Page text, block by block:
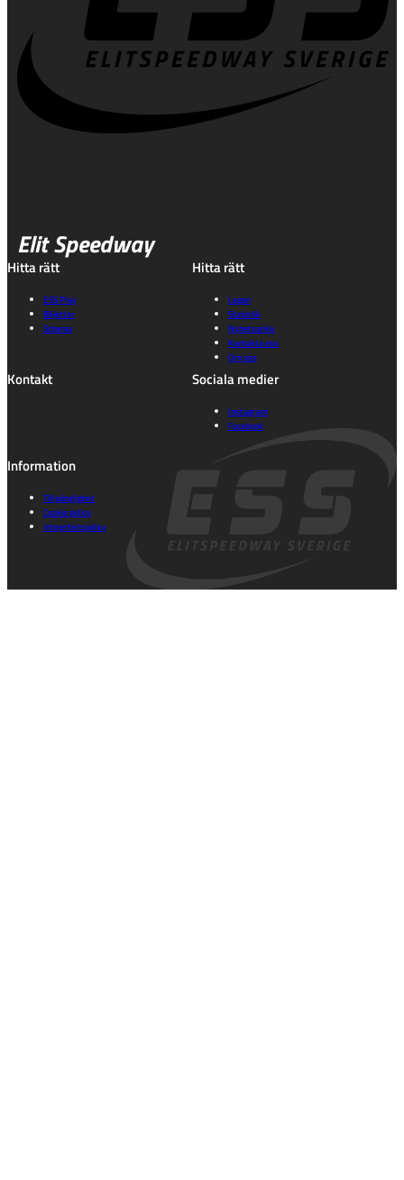
Elit Speedway
Hitta rätt
ESS Play
Biljetter
Schema
Hitta rätt
Lagen
Statistik
Nyhetsarkiv
Kontakta oss
Om oss
Kontakt Sociala medier
Instagram
Facebook
Information
Tillgänglighet
Cookie policy
Integritetspolicy